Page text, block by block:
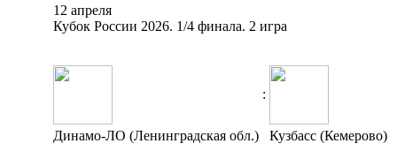
12 апреля
Кубок России 2026. 1/4 финала. 2 игра
:
Динамо-ЛО (Ленинградская обл.) Кузбасс (Кемерово)